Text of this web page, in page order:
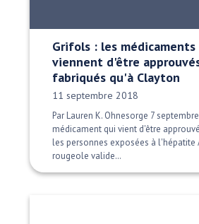
Grifols : les médicaments
viennent d'être
fabriqués qu'à Clayton
Date publiée:
11 septembre 2018
Par Lauren K. Ohnesorge 7
médicament qui vient d'être
les personnes exposées à l'hépatite
rougeole valide…